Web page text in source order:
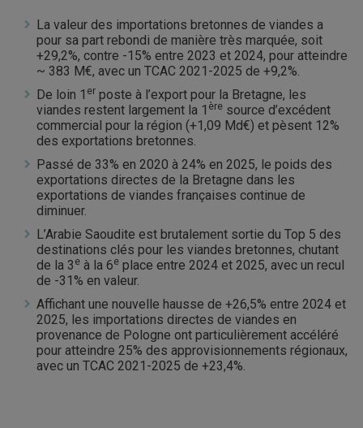
La valeur des importations bretonnes de viandes a
pour sa part rebondi de manière très marquée, soit
+29,2%, contre -15% entre 2023 et 2024, pour atteindre
~ 383 M€, avec un TCAC 2021-2025 de +9,2%.
De loin 1 er poste à l’export pour la Bretagne, les
viandes restent largement la 1 ère source d’excédent
commercial pour la région (+1,09 Md€) et pèsent 12%
des exportations bretonnes.
Passé de 33% en 2020 à 24% en 2025, le poids des
exportations directes de la Bretagne dans les
exportations de viandes françaises continue de
diminuer.
L’Arabie Saoudite est brutalement sortie du Top 5 des
destinations clés pour les viandes bretonnes, chutant
de la 3 e à la 6e place entre 2024 et 2025, avec un recul
de -31% en valeur.
Affichant une nouvelle hausse de +26,5% entre 2024 et
2025, les importations directes de viandes en
provenance de Pologne ont particulièrement accéléré
pour atteindre 25% des approvisionnements régionaux,
avec un TCAC 2021-2025 de +23,4%.